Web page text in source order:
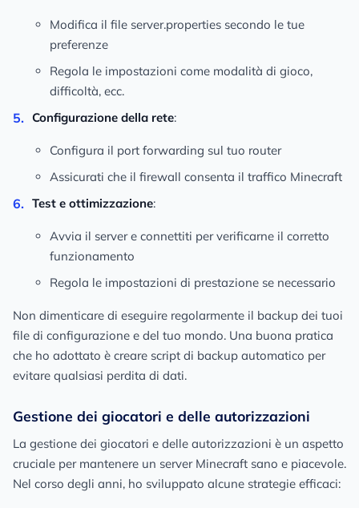
Modifica il file server.properties secondo le tue
preferenze
Regola le impostazioni come modalità di gioco,
difficoltà, ecc.
Configurazione della rete:
Configura il port forwarding sul tuo router
Assicurati che il firewall consenta il traffico Minecraft
Test e ottimizzazione:
Avvia il server e connettiti per verificarne il corretto
funzionamento
Regola le impostazioni di prestazione se necessario
Non dimenticare di eseguire regolarmente il backup dei tuoi
file di configurazione e del tuo mondo. Una buona pratica
che ho adottato è creare script di backup automatico per
evitare qualsiasi perdita di dati.
Gestione dei giocatori e delle autorizzazioni
La gestione dei giocatori e delle autorizzazioni è un aspetto
cruciale per mantenere un server Minecraft sano e piacevole.
Nel corso degli anni, ho sviluppato alcune strategie efficaci: